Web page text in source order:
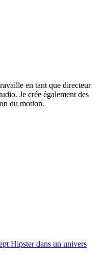
en tant que directeur
Je crée également des
du motion.
Hipster dans un univers